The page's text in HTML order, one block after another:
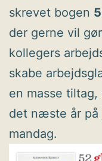
skrevet bogen
der gerne vil
kollegers
skabe
en masse
det næste år på
mandag.